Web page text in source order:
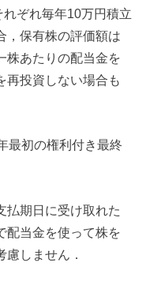
ぞれ毎年10万円積立
，保有株の評価額は
株あたりの配当金を
再投資しない場合も
最初の権利付き最終
払期日に受け取れた
配当金を使って株を
しません．